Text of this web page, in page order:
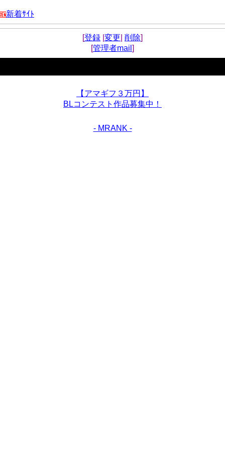
新着ｻｲﾄ
[登録 変更 削除]
[管理者mail ]
【アマギフ３万円】
BLコンテスト作品募集中！
- MRANK -